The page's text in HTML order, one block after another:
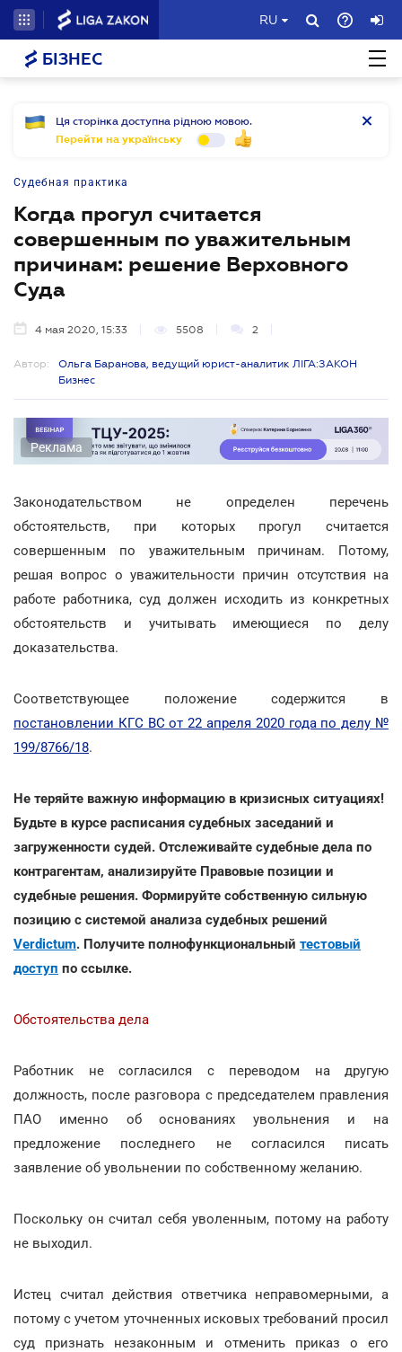
RU
БІЗНЕС
Ця сторінка доступна рідною мовою.
Перейти на українську
Судебная практика
Когда прогул считается
совершенным по уважительным
причинам: решение Верховного
Суда
4 мая 2020, 15:33 5508 2
Автор:
Ольга Баранова, ведущий юрист-аналитик ЛІГА:ЗАКОН
Бизнес
Реклама
Законодательством не определен перечень
обстоятельств, при которых прогул считается
совершенным по уважительным причинам. Потому,
решая вопрос о уважительности причин отсутствия на
работе работника, суд должен исходить из конкретных
обстоятельств и учитывать имеющиеся по делу
доказательства.
Соответствующее положение содержится в
постановлении КГС ВС от 22 апреля 2020 года по делу №
199/8766/18.
Не теряйте важную информацию в кризисных ситуациях!
Будьте в курсе расписания судебных заседаний и
загруженности судей. Отслеживайте судебные дела по
контрагентам, анализируйте Правовые позиции и
судебные решения. Формируйте собственную сильную
позицию с системой анализа судебных решений
Verdictum. Получите полнофункциональный тестовый
доступ по ссылке.
Обстоятельства дела
Работник не согласился с переводом на другую
должность, после разговора с председателем правления
ПАО именно об основаниях увольнения и на
предложение последнего не согласился писать
заявление об увольнении по собственному желанию.
Поскольку он считал себя уволенным, потому на работу
не выходил.
Истец считал действия ответчика неправомерными, а
потому с учетом уточненных исковых требований просил
суд признать незаконным и отменить приказ о его